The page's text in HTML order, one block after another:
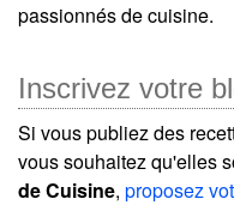
passionnés de cuisine.
Inscrivez votre
Si vous publiez des
vous souhaitez qu'elles
de Cuisine, proposez